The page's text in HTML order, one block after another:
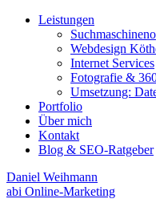
Leistungen
Webdesign
Internet Services
Fotografie &
Umsetzung:
Portfolio
Über mich
Kontakt
Blog & SEO-Ratgeber
Daniel Weihmann
abi Online-Marketing